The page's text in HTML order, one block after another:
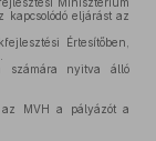
eljárást az
Értesítőben,
számára nyitva álló
az MVH a pályázót a